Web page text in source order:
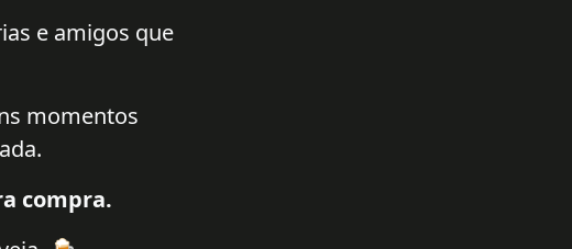
e amigos que
momentos
compra.